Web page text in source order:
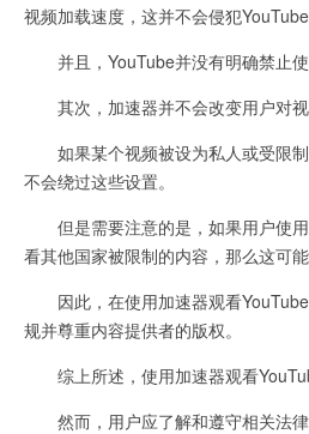
视频加载速度，这并不会侵犯YouTube
并且，YouTube并没有明确禁止使
其次，加速器并不会改变用户对视
如果某个视频被设为私人或受限制
不会绕过这些设置。
但是需要注意的是，如果用户使用
看其他国家被限制的内容，那么这可
因此，在使用加速器观看YouTube
规并尊重内容提供者的版权。
综上所述，使用加速器观看
然而，用户应了解和遵守相关法律